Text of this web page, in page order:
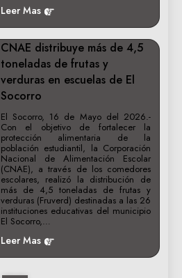
Leer Mas
CNAE distribuye más de 4,5
toneladas de frutas y
verduras en escuelas de El
Socorro
El Socorro, 16 de Mayo del 2026.-
Con el objetivo de fortalecer la
protección alimentaria de la
población estudiantil, la Corporación
Nacional de Alimentación Escolar
(CNAE), a través de los comedores
escolares, realizó la distribución de
más de 4,5 toneladas de frutas y
verduras (Fruverd) destinadas a las 26
instituciones educativas del municipio
El Socorro,…
Leer Mas